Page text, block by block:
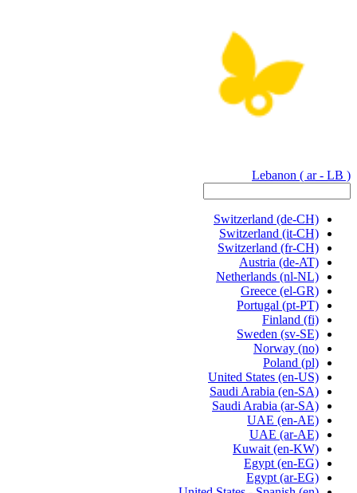
Lebanon ( ar - LB )
Switzerland (de-CH)
Switzerland (it-CH)
Switzerland (fr-CH)
Austria (de-AT)
Netherlands (nl-NL)
Greece (el-GR)
Portugal (pt-PT)
Finland (fi)
Sweden (sv-SE)
Norway (no)
Poland (pl)
United States (en-US)
Saudi Arabia (en-SA)
Saudi Arabia (ar-SA)
UAE (en-AE)
UAE (ar-AE)
Kuwait (en-KW)
Egypt (en-EG)
Egypt (ar-EG)